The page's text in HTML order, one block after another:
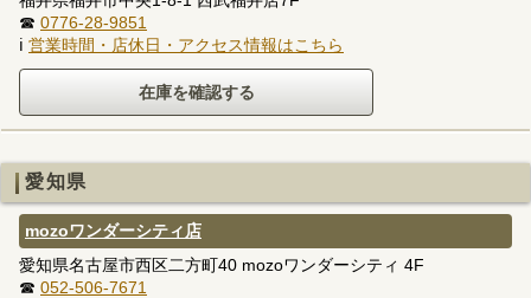
☎ 0776-28-9851
ℹ 営業時間・店休日・アクセス情報はこちら
愛知県
mozoワンダーシティ店
愛知県名古屋市西区二方町40 mozoワンダーシティ 4F
☎ 052-506-7671